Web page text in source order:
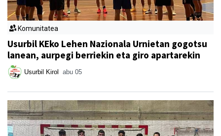
Komunitatea
Usurbil KEko Lehen Nazionala Urnietan gogotsu
lanean, aurpegi berriekin eta giro apartarekin
Usurbil Kirol abu 05